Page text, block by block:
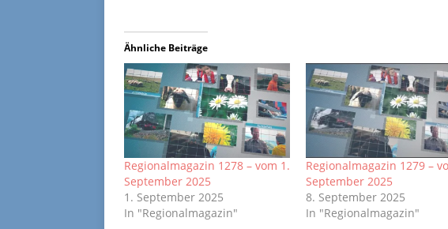
Ähnliche Beiträge
Regionalmagazin 1278 – vom 1.
September 2025
1. September 2025
In "Regionalmagazin"
Regionalmagazin 1279 –
September 2025
8. September 2025
In "Regionalmagazin"